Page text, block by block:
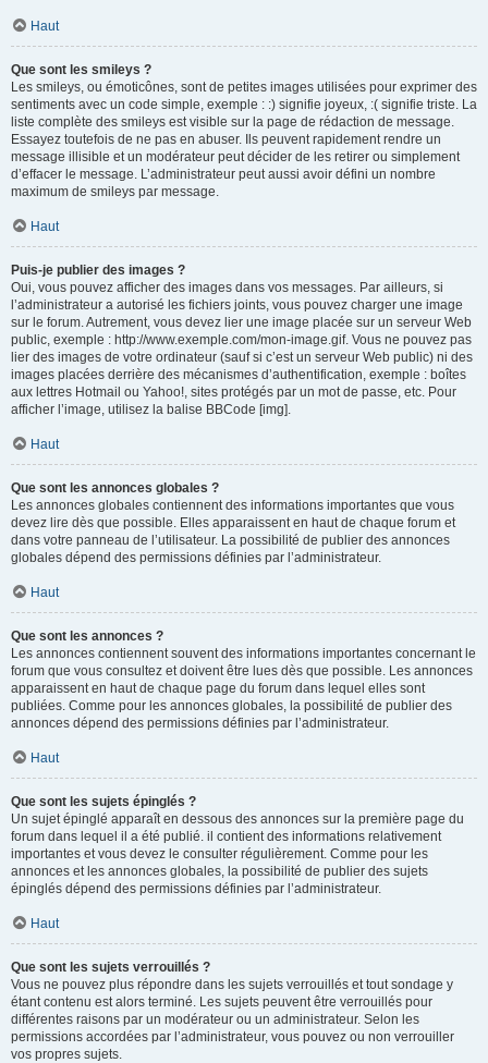
Haut
Que sont les smileys ?
Les smileys, ou émoticônes, sont de petites images utilisées pour exprimer des
sentiments avec un code simple, exemple : :) signifie joyeux, :( signifie triste. La
liste complète des smileys est visible sur la page de rédaction de message.
Essayez toutefois de ne pas en abuser. Ils peuvent rapidement rendre un
message illisible et un modérateur peut décider de les retirer ou simplement
d’effacer le message. L’administrateur peut aussi avoir défini un nombre
maximum de smileys par message.
Haut
Puis-je publier des images ?
Oui, vous pouvez afficher des images dans vos messages. Par ailleurs, si
l’administrateur a autorisé les fichiers joints, vous pouvez charger une image
sur le forum. Autrement, vous devez lier une image placée sur un serveur Web
public, exemple : http://www.exemple.com/mon-image.gif. Vous ne pouvez pas
lier des images de votre ordinateur (sauf si c’est un serveur Web public) ni des
images placées derrière des mécanismes d’authentification, exemple : boîtes
aux lettres Hotmail ou Yahoo!, sites protégés par un mot de passe, etc. Pour
afficher l’image, utilisez la balise BBCode [img].
Haut
Que sont les annonces globales ?
Les annonces globales contiennent des informations importantes que vous
devez lire dès que possible. Elles apparaissent en haut de chaque forum et
dans votre panneau de l’utilisateur. La possibilité de publier des annonces
globales dépend des permissions définies par l’administrateur.
Haut
Que sont les annonces ?
Les annonces contiennent souvent des informations importantes concernant le
forum que vous consultez et doivent être lues dès que possible. Les annonces
apparaissent en haut de chaque page du forum dans lequel elles sont
publiées. Comme pour les annonces globales, la possibilité de publier des
annonces dépend des permissions définies par l’administrateur.
Haut
Que sont les sujets épinglés ?
Un sujet épinglé apparaît en dessous des annonces sur la première page du
forum dans lequel il a été publié. il contient des informations relativement
importantes et vous devez le consulter régulièrement. Comme pour les
annonces et les annonces globales, la possibilité de publier des sujets
épinglés dépend des permissions définies par l’administrateur.
Haut
Que sont les sujets verrouillés ?
Vous ne pouvez plus répondre dans les sujets verrouillés et tout sondage y
étant contenu est alors terminé. Les sujets peuvent être verrouillés pour
différentes raisons par un modérateur ou un administrateur. Selon les
permissions accordées par l’administrateur, vous pouvez ou non verrouiller
vos propres sujets.